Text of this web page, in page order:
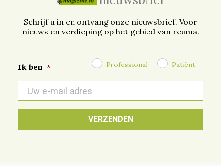
Schrijf u in en ontvang onze nieuwsbrief. Voor
nieuws en verdieping op het gebied van reuma.
Ik ben * Professional Patiënt
mail
*